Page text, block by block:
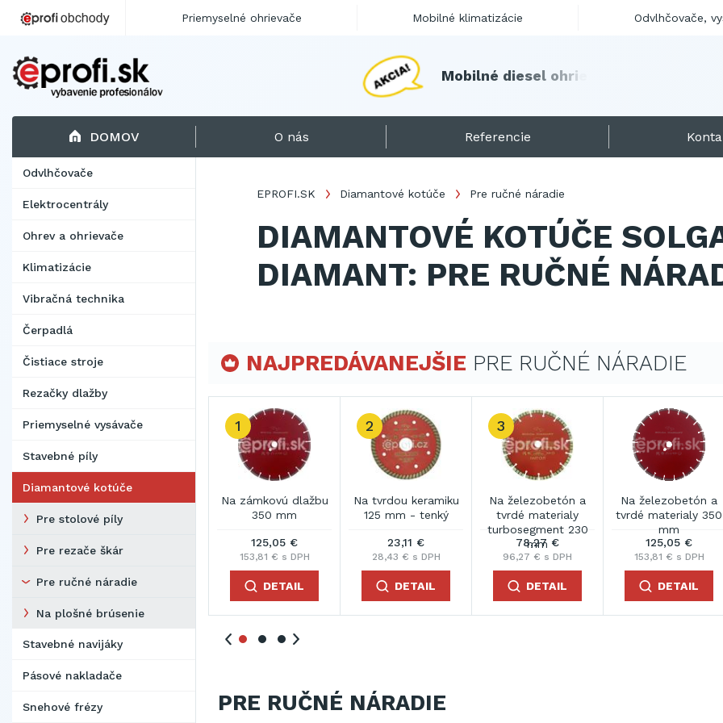
Mobilné diesel ohri
DOMOV O nás Referencie
Odvlhčovače
Elektrocentrály
Ohrev a ohrievače
Klimatizácie
Vibračná technika
Čerpadlá
Čistiace stroje
Rezačky dlažby
Priemyselné vysávače
Stavebné píly
Diamantové kotúče
Pre stolové píly
Pre rezače škár
Pre ručné náradie
Na plošné brúsenie
Stavebné navijáky
Pásové nakladače
Snehové frézy
EPROFI.SK Diamantové kotúče Pre ručné náradie
DIAMANTOVÉ KOTÚČE
DIAMANT: PRE RUČNÉ
NAJPREDÁVANEJŠIE PRE RUČNÉ NÁRADIE
keramiku
- tenký
€ s DPH
DETAIL
3
Na železobetón a
tvrdé materialy
turbosegment 230
96,27 € s DPH
DETAIL
Na železobetón a
tvrdé materialy 350
125,05 €
153,81 € s DPH
DETAIL
Na tvrdou keramiku
115 mm - tenký
20,92 €
25,73 € s DPH
DETAIL
Na železobetón a
tvrdé materialy 150
mm
31,14 €
38,31 € s DPH
DETAIL
Na železobetón a
tvrdé materialy 300
mm
105,15 €
129,33 € s DPH
DETAIL
PRE RUČNÉ NÁRADIE
Priemyselné ohrievače Mobilné klimatizácie Odvlhčovače,